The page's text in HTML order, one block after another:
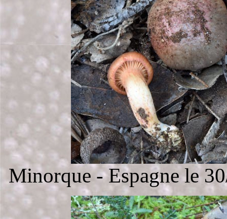
Minorque - Espagne le